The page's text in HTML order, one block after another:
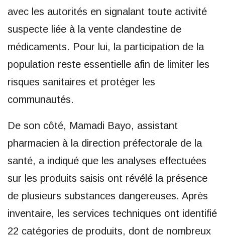
avec les autorités en signalant toute activité
suspecte liée à la vente clandestine de
médicaments. Pour lui, la participation de la
population reste essentielle afin de limiter les
risques sanitaires et protéger les
communautés.
De son côté, Mamadi Bayo, assistant
pharmacien à la direction préfectorale de la
santé, a indiqué que les analyses effectuées
sur les produits saisis ont révélé la présence
de plusieurs substances dangereuses. Après
inventaire, les services techniques ont identifié
22 catégories de produits, dont de nombreux